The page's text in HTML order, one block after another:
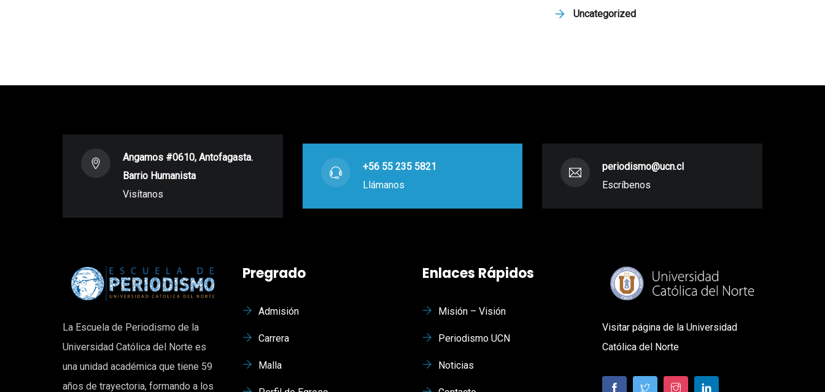
Uncategorized
Angamos #0610, Antofagasta.
Barrio Humanista
Visítanos
+56 55 235 5821
Llámanos
periodismo@ucn.cl
Escríbenos
La Escuela de Periodismo de la
Universidad Católica del Norte es
una unidad académica que tiene 59
años de trayectoria, formando a los
Pregrado
Admisión
Carrera
Malla
Enlaces Rápidos
Misión – Visión
Periodismo UCN
Noticias
Visitar página de la Universidad
Católica del Norte